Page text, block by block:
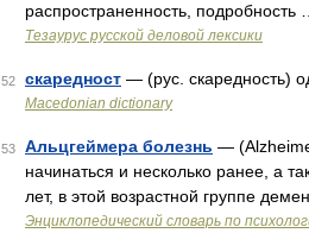
распространенность, подробность …
Тезаурус русской деловой лексики
52 скаредност — (рус. скаредность)
Macedonian dictionary
53 Альцгеймера болезнь —
начинаться и несколько ранее, а
лет, в этой возрастной группе
Энциклопедический словарь по